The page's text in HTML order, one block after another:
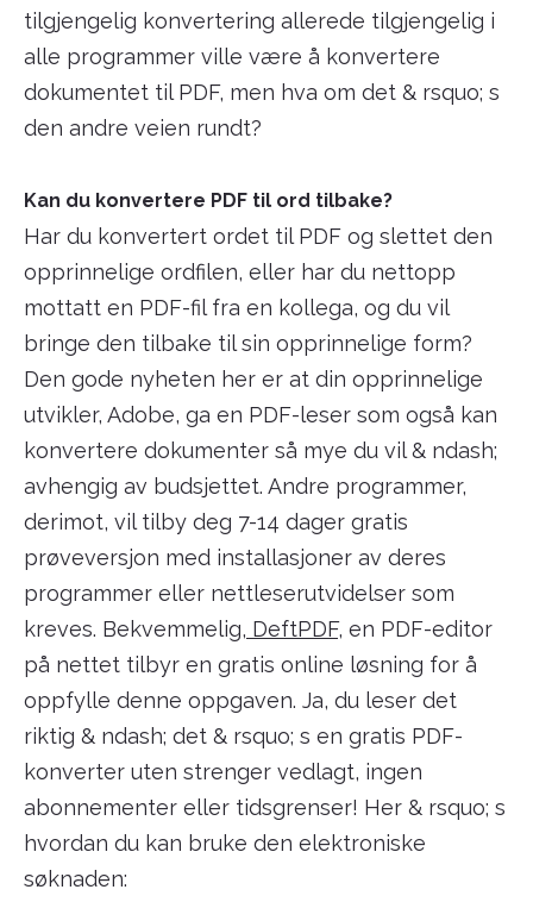
tilgjengelig konvertering allerede tilgjengelig i
alle programmer ville være å konvertere
dokumentet til PDF, men hva om det & rsquo; s
den andre veien rundt?
Kan du konvertere PDF til ord tilbake?
Har du konvertert ordet til PDF og slettet den
opprinnelige ordfilen, eller har du nettopp
mottatt en PDF-fil fra en kollega, og du vil
bringe den tilbake til sin opprinnelige form?
Den gode nyheten her er at din opprinnelige
utvikler, Adobe, ga en PDF-leser som også kan
konvertere dokumenter så mye du vil & ndash;
avhengig av budsjettet. Andre programmer,
derimot, vil tilby deg 7-14 dager gratis
prøveversjon med installasjoner av deres
programmer eller nettleserutvidelser som
kreves. Bekvemmelig, DeftPDF, en PDF-editor
på nettet tilbyr en gratis online løsning for å
oppfylle denne oppgaven. Ja, du leser det
riktig & ndash; det & rsquo; s en gratis PDF-
konverter uten strenger vedlagt, ingen
abonnementer eller tidsgrenser! Her & rsquo; s
hvordan du kan bruke den elektroniske
søknaden: